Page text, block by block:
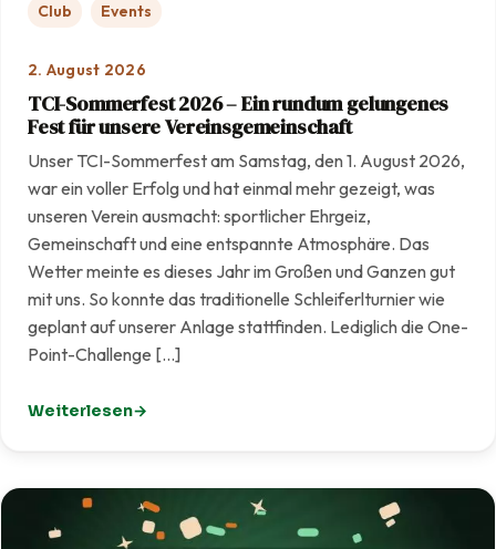
Club Events
2. August 2026
TCI-Sommerfest 2026 – Ein rundum gelungenes
Fest für unsere Vereinsgemeinschaft
Unser TCI-Sommerfest am Samstag, den 1. August 2026,
war ein voller Erfolg und hat einmal mehr gezeigt, was
unseren Verein ausmacht: sportlicher Ehrgeiz,
Gemeinschaft und eine entspannte Atmosphäre. Das
Wetter meinte es dieses Jahr im Großen und Ganzen gut
mit uns. So konnte das traditionelle Schleiferlturnier wie
geplant auf unserer Anlage stattfinden. Lediglich die One-
Point-Challenge […]
Weiterlesen
: TCI-Sommerfest 2026 – Ein rundum gelungenes Fest